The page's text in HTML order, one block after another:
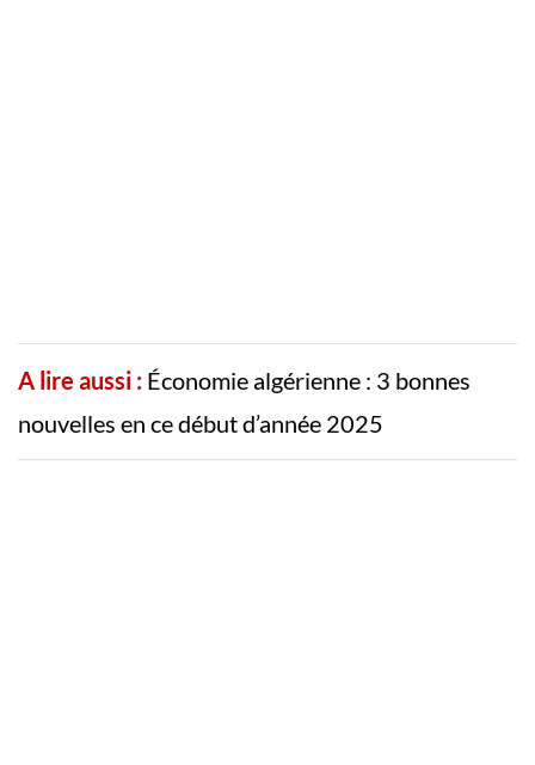
A lire aussi : Économie algérienne : 3 bonnes
nouvelles en ce début d’année 2025